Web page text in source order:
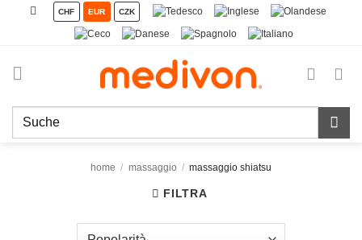
CHF EUR CZK
Cerca:
home / massaggio / massaggio shiatsu
FILTRA